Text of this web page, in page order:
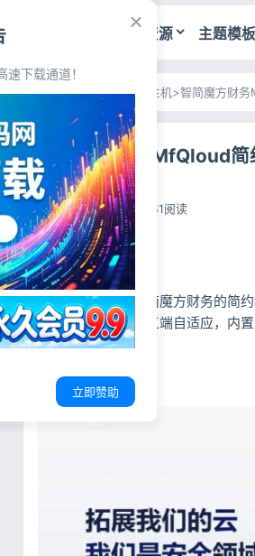
源码资源 主题模板
首页>源码资源>域名主机>智简魔方财
智简魔方财务MfQloud简
彩虹源码网
2026-06-22 41阅读
源码简介
MfQloud是适配智简魔方财务的简
觉，全页面响应式三端自适应，内
源码展示
下载通道！
立即赞助